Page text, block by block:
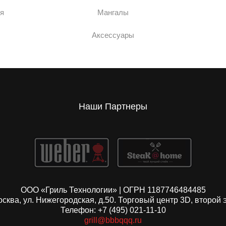
Мангалы
Аксессуары
Наши Партнеры
ООО «Гриль Технологии» | ОГРН 1187746484485
ул. Нижегородская, д.50. Торговый центр 3D, второй
Телефон: +7 (495) 021-11-10
grill@bbbqqq.ru